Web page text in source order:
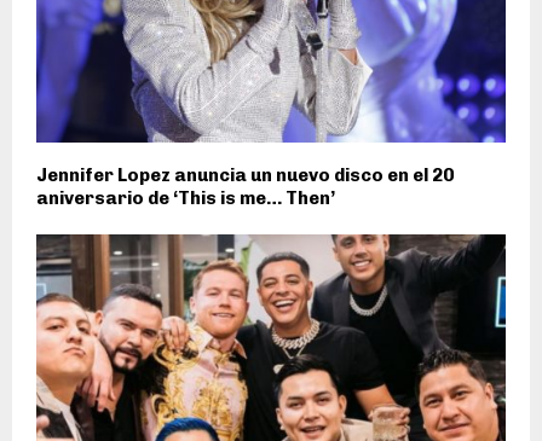
Jennifer Lopez anuncia un nuevo disco en el 20
aniversario de ‘This is me… Then’